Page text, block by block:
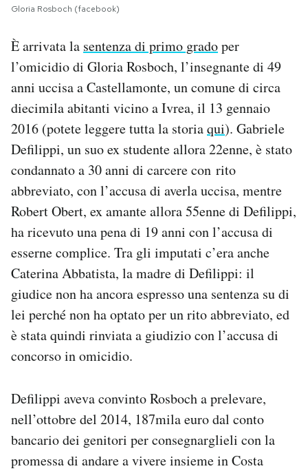
CALENDARIO
AREA PERSONALE
Area Personale
Newsletter
Notifiche mobile
Regala il Post
Hai bisogno di aiuto?
Esci
Gloria Rosboch (facebook)
È arrivata la sentenza di primo gradoper
l’omicidio di Gloria Rosboch, l’insegnante di 49
anni uccisa a Castellamonte, un comune di circa
diecimila abitanti vicino a Ivrea, il 13 gennaio
2016 (potete leggere tutta la storiaqui). Gabriele
Defilippi, un suo ex studente allora 22enne, è stato
condannato a 30 anni di carcere con rito
abbreviato, con l’accusa di averla uccisa, mentre
Robert Obert, ex amante allora 55enne di Defilippi,
ha ricevuto una pena di 19 anni con l’accusa di
esserne complice. Tra gli imputati c’era anche
Caterina Abbatista, la madre di Defilippi: il
giudice non ha ancora espresso una sentenza su di
lei perché non ha optato per un rito abbreviato, ed
è stata quindi rinviata a giudizio con l’accusa di
concorso in omicidio.
Defilippi aveva convinto Rosboch a prelevare,
nell’ottobre del 2014, 187mila euro dal conto
bancario dei genitori per consegnarglieli con la
promessa di andare a vivere insieme in Costa